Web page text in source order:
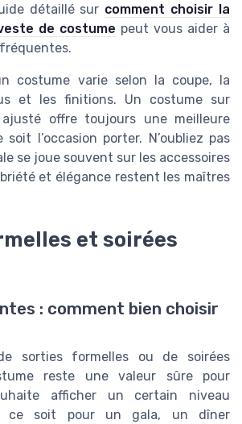
détaillé sur comment choisir la
de costume peut vous aider à
costume varie selon la coupe, la
et les finitions. Un costume sur
offre toujours une meilleure
l’occasion porter. N’oubliez pas
se joue souvent sur les accessoires
et élégance restent les maîtres
et soirées
: comment bien choisir
sorties formelles ou de soirées
reste une valeur sûre pour
afficher un certain niveau
ce soit pour un gala, un dîner